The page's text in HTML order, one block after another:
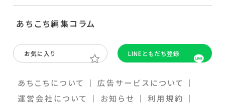
あちこち編集コラム
お気に入り LINEともだち登録
あちこちについて ｜ 広告サービスについて
｜
運営会社について
｜ お知らせ ｜ 利⽤規約 ｜